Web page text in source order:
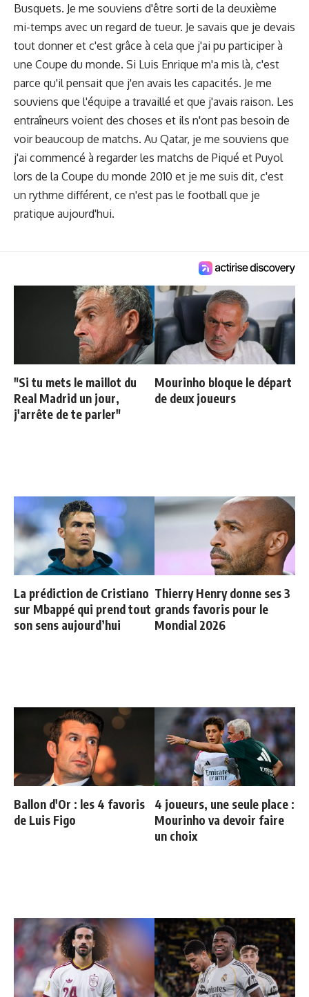
Busquets. Je me souviens d'être sorti de la deuxième
mi-temps avec un regard de tueur. Je savais que je devais
tout donner et c'est grâce à cela que j'ai pu participer à
une Coupe du monde. Si Luis Enrique m'a mis là, c'est
parce qu'il pensait que j'en avais les capacités. Je me
souviens que l'équipe a travaillé et que j'avais raison. Les
entraîneurs voient des choses et ils n'ont pas besoin de
voir beaucoup de matchs. Au Qatar, je me souviens que
j'ai commencé à regarder les matchs de Piqué et Puyol
lors de la Coupe du monde 2010 et je me suis dit, c'est
un rythme différent, ce n'est pas le football que je
pratique aujourd'hui.
"Si tu mets le maillot du
Real Madrid un jour,
j'arrête de te parler"
Mourinho bloque le départ
de deux joueurs
La prédiction de Cristiano
sur Mbappé qui prend tout
son sens aujourd’hui
Thierry Henry donne ses 3
grands favoris pour le
Mondial 2026
Ballon d'Or : les 4 favoris
de Luis Figo
4 joueurs, une seule place :
Mourinho va devoir faire
un choix